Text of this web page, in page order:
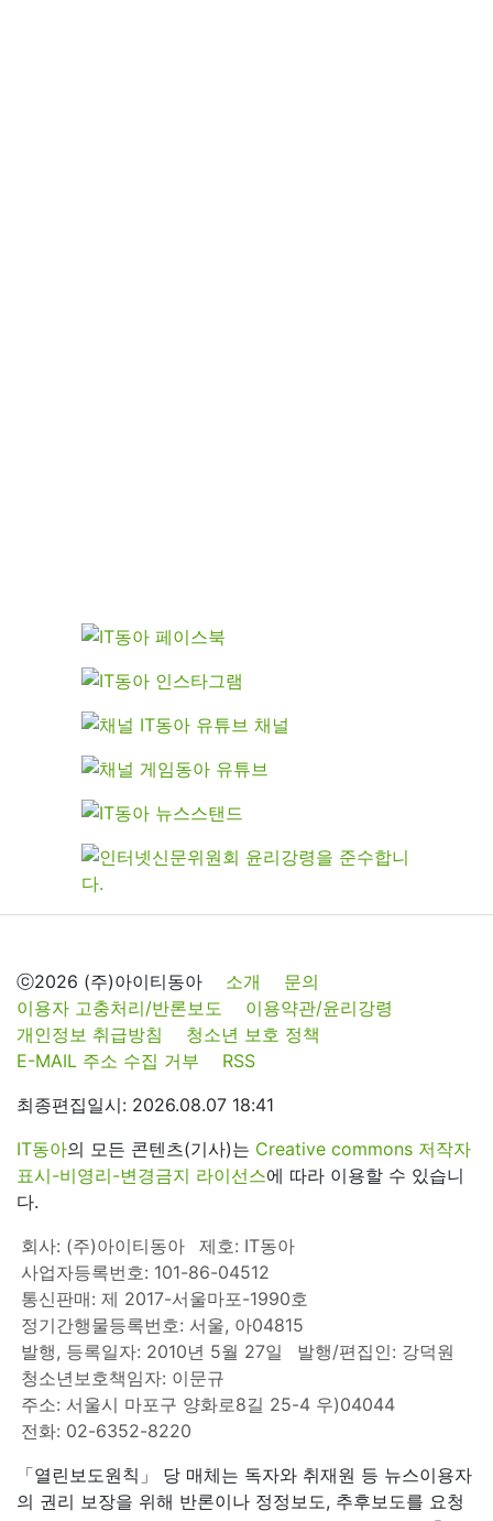
ⓒ2026 (주)아이티동아 소개
문의
이용자 고충처리/반론보도
이용약관/윤리강령
개인정보 취급방침
청소년 보호 정책
E-MAIL 주소 수집 거부
RSS
최종편집일시: 2026.08.07 18:41
IT동아의 모든 콘텐츠(기사)는 Creative commons 저작자
표시-비영리-변경금지 라이선스에 따라 이용할 수 있습니
다.
회사: (주)아이티동아
제호: IT동아
사업자등록번호: 101-86-04512
통신판매: 제 2017-서울마포-1990호
정기간행물등록번호: 서울, 아04815
발행, 등록일자: 2010년 5월 27일
발행/편집인: 강덕원
청소년보호책임자: 이문규
주소: 서울시 마포구 양화로8길 25-4 우)04044
전화: 02-6352-8220
「열린보도원칙」 당 매체는 독자와 취재원 등 뉴스이용자
의 권리 보장을 위해 반론이나 정정보도, 추후보도를 요청